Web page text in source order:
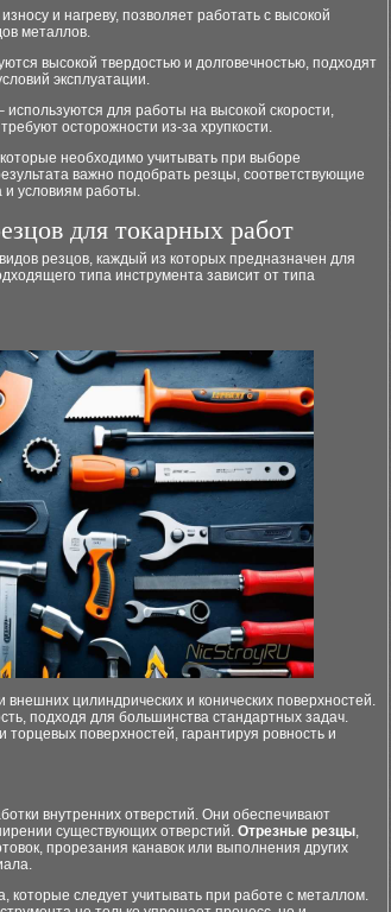
и нагреву, позволяет работать с высокой
металлов.
высокой твердостью и долговечностью, подходят
эксплуатации.
используются для работы на высокой скорости,
осторожности из-за хрупкости.
необходимо учитывать при выборе
важно подобрать резцы, соответствующие
и условиям работы.
для токарных работ
резцов, каждый из которых предназначен для
типа инструмента зависит от типа
внешних цилиндрических и конических поверхностей.
подходя для большинства стандартных задач.
поверхностей, гарантируя ровность и
внутренних отверстий. Они обеспечивают
существующих отверстий. Отрезные резцы,
прорезания канавок или выполнения других
которые следует учитывать при работе с металлом.